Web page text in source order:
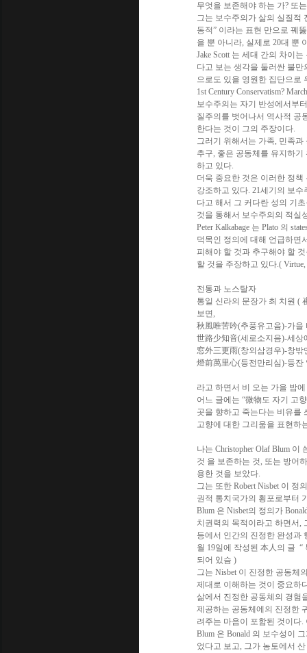
무엇을 보존해야 하는 가? 또
그는 보수주의가 삶의 실질적
동적” 이라는 표현 만으로 꿰
을 뿐 아니라, 실제로 20대 뿐
Jake Scott 는 세대 간의 차이
다고 보는 생각을 둘러싼 불
으로도 있을 영원한 집단으로
1st Century Conservatism?
보수주의는 자기 반성에서부
질주의를 벗어나서 역사적 공
한다는 것이 그의 주장이다.
그러기 위해서는 가족, 민족
추구, 좋은 공동체를 유지하
하고 있다.
더욱 중요한 것은 이러한 정
강조하고 있다. 21세기의 보
다고 해서 그 커다란 성의 기
것을 통해서 보수주의의 적실
Peter Kalkabage 는 Plato 의
덕목인 정의에 대해 언급하면
피해야 할 것과 추구해야 할
할 것을 주장하고 있다.( Virtue,
전통과 노스탈자
통일 신라의 문장가 최 치원 (
보면,
秋風唯苦吟(추풍유고음)-가
世路少知音(세로소지음)-세
窓外三更雨(창외삼경우)-창
燈前萬里心(등전만리심)-등잔
라고 하면서 비 오는 가을 밤
어느 글에는 “微物도 자기 고
곳을 향하고 죽는다는 비유를
고향에 대한 그리움을 표현하
나는 Christopher Olaf Blum 이
것 을 보존하는 것, 또는 방어
용한 것을 보았다.
그는 또한 Robert Nisbet 이
권적 통치국가의 횡포로부터
Blum 은 Nisbet의 정의가
치권력의 목적이라고 하면서,
등에서 인간의 진정한 완성과
월 19일에 작성된 本人의 글 “
되어 있슴 )
그는 Nisbet 이 진정한 공동체
제대로 이해하는 것이 중요하
삶에서 진정한 공동체의 경험
제공하는 공동체에의 진정한
려주는 마음이 포함된 것이다
Blum 은 Bonald 의 보수성이
었다고 보고, 그가 농토에서